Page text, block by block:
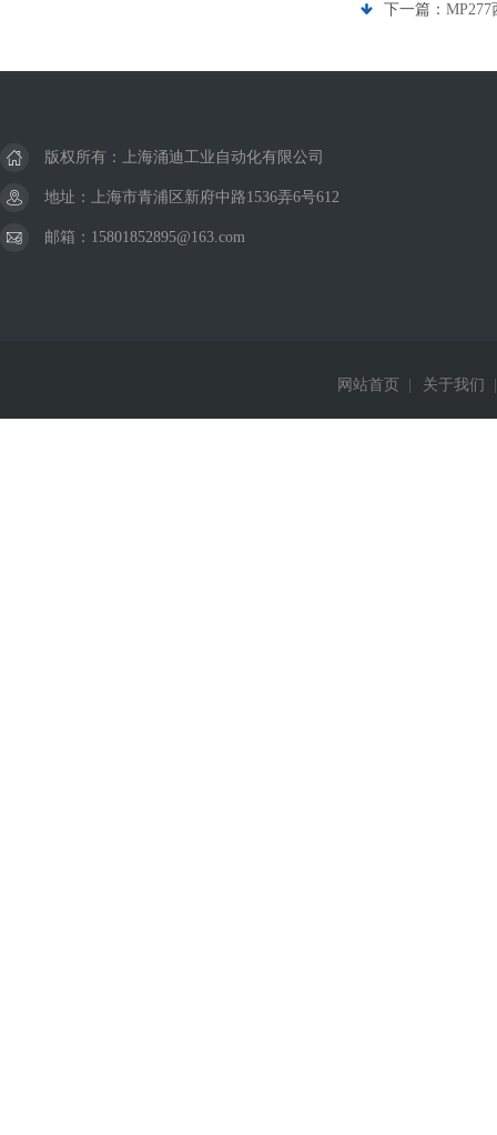
下一篇：
版权所有：上海涌迪工业自动化有限公司
地址：上海市青浦区新府中路1536弄6号612
邮箱：15801852895@163.com
网站首页 关于我们